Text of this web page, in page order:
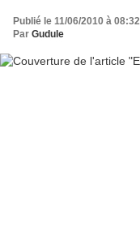
Publié le 11/06/2010 à 08:32
Par Gudule